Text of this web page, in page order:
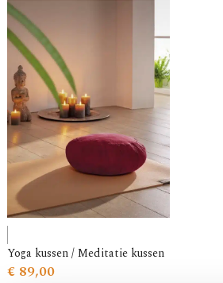
Yoga kussen / Meditatie kussen
€89,00